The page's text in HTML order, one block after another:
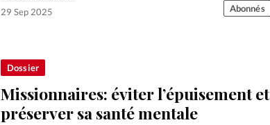
devenir un service rendu à Dieu.
29 Sep 2025
Abonnés
Dossier
Missionnaires: éviter l’épuisement et
préserver sa santé mentale